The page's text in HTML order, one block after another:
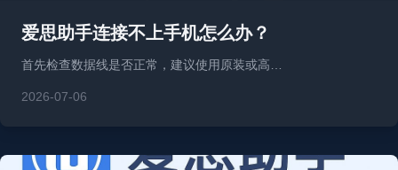
爱思助手连接不上手机怎么办？
首先检查数据线是否正常，建议使用原装或高…
2026-07-06